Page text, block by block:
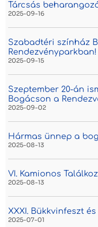
Tárcsás
2025-09-16
Szabadtéri színház
Rendezvényparkban!
2025-09-15
Szeptember 20-án
Bogácson a
2025-09-02
Hármas ünnep a
2025-08-13
VI. Kamionos
2025-08-13
XXXI. Bükkvinfeszt
2025-07-01